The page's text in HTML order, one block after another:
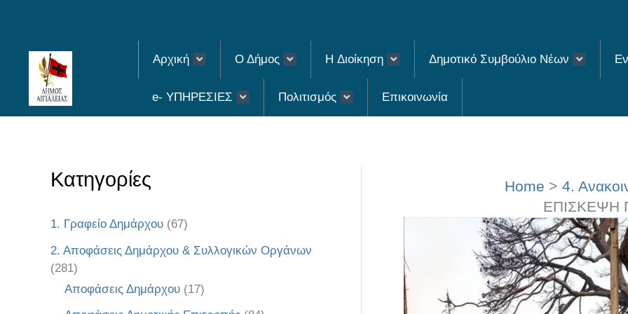
content
Αρχική Ο Δήμος H Διοίκηση Δημοτικό Συμβούλιο Νέων
e- ΥΠΗΡΕΣΙΕΣ Πολιτισμός Επικοινωνία
Κατηγορίες
1. Γραφείο Δημάρχου (67)
2. Αποφάσεις Δημάρχου & Συλλογικών Οργάνων
(281)
Αποφάσεις Δημάρχου (17)
Home 4.
ΕΠΙΣΚΕΨΗ